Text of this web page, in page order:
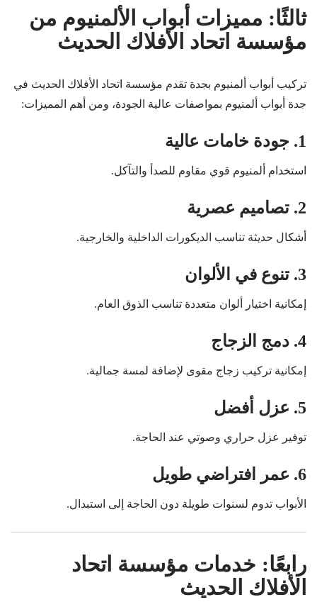
ثالثًا: مميزات أبواب الألمنيوم من
مؤسسة اتحاد الأفلاك الحديث
تركيب أبواب ألمنيوم بجدة تقدم مؤسسة اتحاد الأفلاك الحديث في
جدة أبواب ألمنيوم بمواصفات عالية الجودة، ومن أهم المميزات:
1. جودة خامات عالية
استخدام ألمنيوم قوي مقاوم للصدأ والتآكل.
2. تصاميم عصرية
أشكال حديثة تناسب الديكورات الداخلية والخارجية.
3. تنوع في الألوان
إمكانية اختيار ألوان متعددة تناسب الذوق العام.
4. دمج الزجاج
إمكانية تركيب زجاج مقوى لإضافة لمسة جمالية.
5. عزل أفضل
توفير عزل حراري وصوتي عند الحاجة.
6. عمر افتراضي طويل
الأبواب تدوم لسنوات طويلة دون الحاجة إلى استبدال.
رابعًا: خدمات مؤسسة اتحاد
الأفلاك الحديث